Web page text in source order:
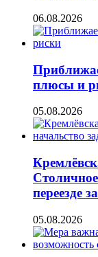
06.08.2026
плюсы и
05.08.2026
переезде
05.08.2026